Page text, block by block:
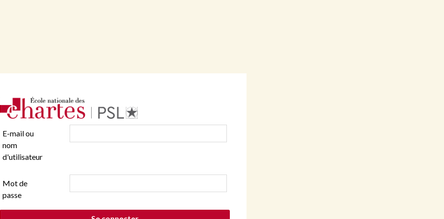
E-mail ou
nom
d'utilisateur
Mot de
passe